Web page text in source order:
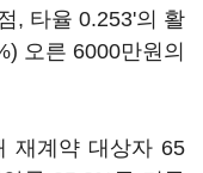
, 타율 0.253'의 활
오른 6000만원의
재계약 대상자 65